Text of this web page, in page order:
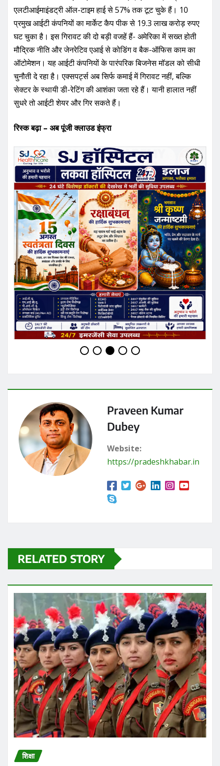
मौद्रिक नीति और जेनरेटिव एआई से कोडिंग व बैक-ऑफिस काम का
ऑटोमेशन। यह आईटी कंपनियों के पारंपरिक बिजनेस मॉडल को सीधी
चुनौती दे रहा है। एक्सपर्ट्स अब सिर्फ कमाई में गिरावट नहीं, बल्कि
सेक्टर के स्थायी डी-रेटिंग की आशंका जता रहे हैं। यानी हालात नहीं
सुधरे तो आईटी शेयर और गिर सकते हैं।
रिस्क बढ़ा – अब पूंजी क्लाउड इंफ्रा
Dubey
Website:
https://pradeshkhabar.in
शिक्षा
चंडीगढ़ पुलिस में भर्ती के नियमों में बदलाव हुआ है
Praveen Kumar Dubey